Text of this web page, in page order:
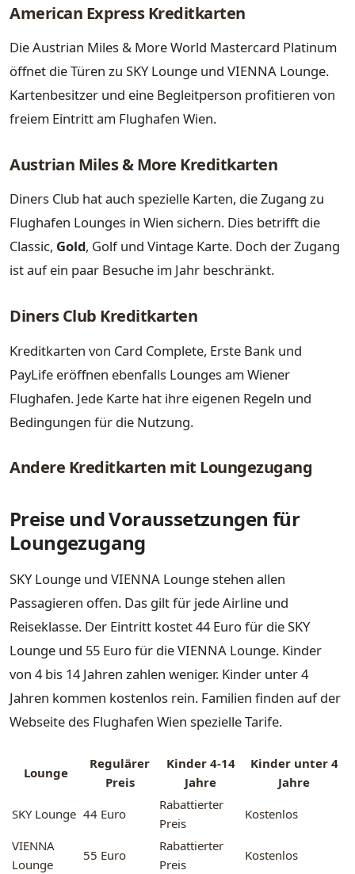
American Express Kreditkarten
Die Austrian Miles & More World Mastercard Platinum
öffnet die Türen zu SKY Lounge und VIENNA Lounge.
Kartenbesitzer und eine Begleitperson profitieren von
freiem Eintritt am Flughafen Wien.
Austrian Miles & More Kreditkarten
Diners Club hat auch spezielle Karten, die Zugang zu
Flughafen Lounges in Wien sichern. Dies betrifft die
Classic, Gold, Golf und Vintage Karte. Doch der Zugang
ist auf ein paar Besuche im Jahr beschränkt.
Diners Club Kreditkarten
Kreditkarten von Card Complete, Erste Bank und
PayLife eröffnen ebenfalls Lounges am Wiener
Flughafen. Jede Karte hat ihre eigenen Regeln und
Bedingungen für die Nutzung.
Andere Kreditkarten mit Loungezugang
Preise und Voraussetzungen für
Loungezugang
SKY Lounge und VIENNA Lounge stehen allen
Passagieren offen. Das gilt für jede Airline und
Reiseklasse. Der Eintritt kostet 44 Euro für die SKY
Lounge und 55 Euro für die VIENNA Lounge. Kinder
von 4 bis 14 Jahren zahlen weniger. Kinder unter 4
Jahren kommen kostenlos rein. Familien finden auf der
Webseite des Flughafen Wien spezielle Tarife.
Lounge
Regulärer
Preis
Kinder 4-14
Jahre
Kinder unter 4
Jahre
SKY Lounge 44 Euro
Rabattierter
Preis
Kostenlos
VIENNA
Lounge
55 Euro
Rabattierter
Preis
Kostenlos